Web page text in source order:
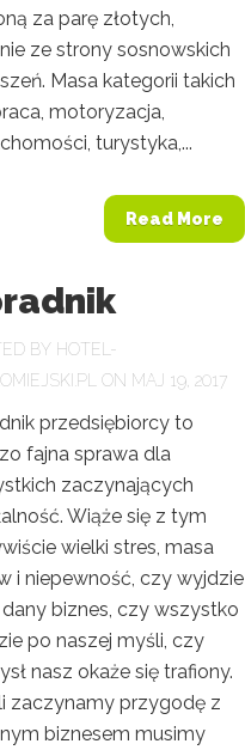
za parę złotych,
ze strony sosnowskich
Masa kategorii takich
motoryzacja,
turystyka,...
Read More
BY HOTEL-
ON MAJ 19, 2017
przedsiębiorcy to
fajna sprawa dla
zaczynających
Wiąże się z tym
wielki stres, masa
i niepewność, czy wyjdzie
biznes, czy wszystko
po naszej myśli, czy
nasz okaże się trafiony.
zaczynamy przygodę z
biznesem musimy